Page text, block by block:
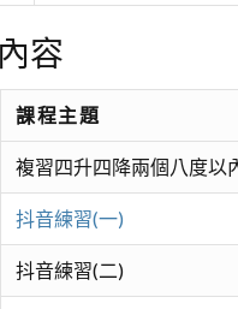
容
課程主題
複習四升四降兩個八度以
抖音練習(一)
抖音練習(二)